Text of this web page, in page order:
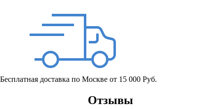
Бесплатная доставка по Москве от 15 000 Руб.
Отзывы